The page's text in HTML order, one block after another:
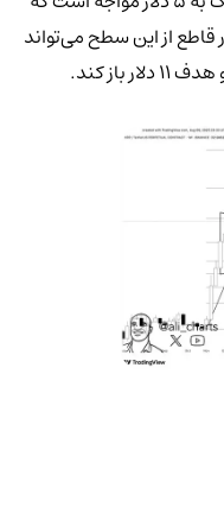
عبور قاطع از این سطح می‌تواند